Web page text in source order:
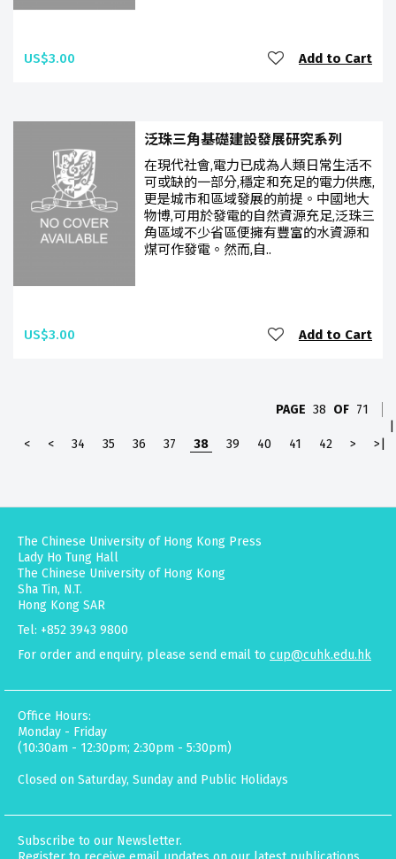
US$3.00 Add to Cart
泛珠三角基礎建設發展研究系列
在現代社會,電力已成為人類日常生活不
可或缺的一部分,穩定和充足的電力供應,
更是城市和區域發展的前提。中國地大
物博,可用於發電的自然資源充足,泛珠三
角區域不少省區便擁有豐富的水資源和
煤可作發電。然而,自..
US$3.00 Add to Cart
PAGE 38 OF 71
<
< 34 35 36 37 38 39 40 41 42 > >|
The Chinese University of Hong Kong Press
Lady Ho Tung Hall
The Chinese University of Hong Kong
Sha Tin, N.T.
Hong Kong SAR
Tel: +852 3943 9800
For order and enquiry, please send email to cup@cuhk.edu.hk
Office Hours:
Monday - Friday
(10:30am - 12:30pm; 2:30pm - 5:30pm)
Closed on Saturday, Sunday and Public Holidays
Subscribe to our Newsletter.